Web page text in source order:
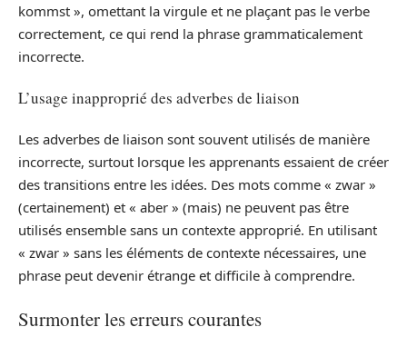
kommst », omettant la virgule et ne plaçant pas le verbe
correctement, ce qui rend la phrase grammaticalement
incorrecte.
L’usage inapproprié des adverbes de liaison
Les adverbes de liaison sont souvent utilisés de manière
incorrecte, surtout lorsque les apprenants essaient de créer
des transitions entre les idées. Des mots comme « zwar »
(certainement) et « aber » (mais) ne peuvent pas être
utilisés ensemble sans un contexte approprié. En utilisant
« zwar » sans les éléments de contexte nécessaires, une
phrase peut devenir étrange et difficile à comprendre.
Surmonter les erreurs courantes